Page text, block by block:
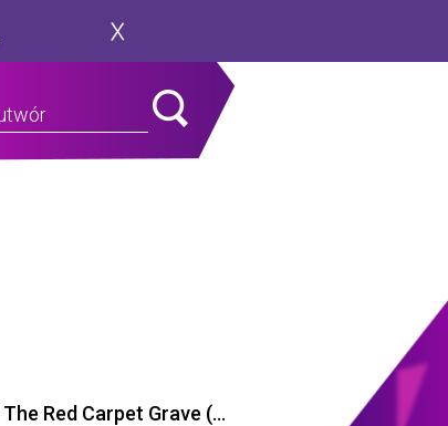
The Red Carpet Grave (Album Version)